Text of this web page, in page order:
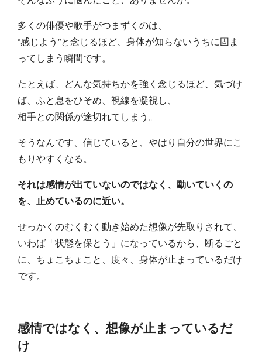
多くの俳優や歌手がつまずくのは、
“感じよう”と念じるほど、身体が知らないうちに固ま
ってしまう瞬間です。
たとえば、どんな気持ちかを強く念じるほど、気づけ
ば、ふと息をひそめ、視線を凝視し、
相手との関係が途切れてしまう。
そうなんです、信じていると、やはり自分の世界にこ
もりやすくなる。
それは感情が出ていないのではなく、動いていくの
を、止めているのに近い。
せっかくのむくむく動き始めた想像が先取りされて、
いわば「状態を保とう」になっているから、断るごと
に、ちょこちょこと、度々、身体が止まっているだけ
です。
感情ではなく、想像が止まっているだ
け